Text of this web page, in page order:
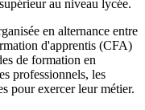
au niveau lycée.
en alternance entre
d'apprentis (CFA)
de formation en
professionnels, les
pour exercer leur métier.